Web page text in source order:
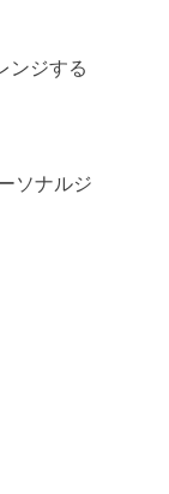
ンジする
ソナルジ